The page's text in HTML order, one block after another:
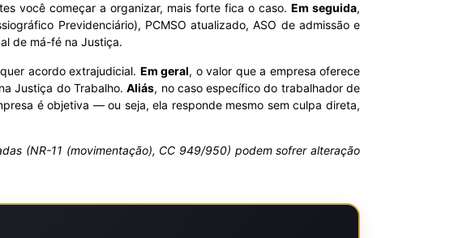
você começar a organizar, mais forte fica o caso. Em seguida,
Previdenciário), PCMSO atualizado, ASO de admissão e
de má-fé na Justiça.
acordo extrajudicial. Em geral, o valor que a empresa oferece
Justiça do Trabalho.Aliás, no caso específico do trabalhador de
é objetiva — ou seja, ela responde mesmo sem culpa direta,
(NR-11 (movimentação), CC 949/950) podem sofrer alteração